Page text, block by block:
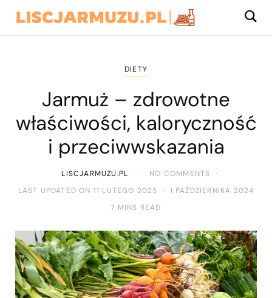
DIETY
Jarmuż – zdrowotne
właściwości, kaloryczność
i przeciwwskazania
LISCJARMUZU.PL
NO COMMENTS
LAST UPDATED ON 11 LUTEGO 2025
1 PAŹDZIERNIKA 2024
7 MINS READ